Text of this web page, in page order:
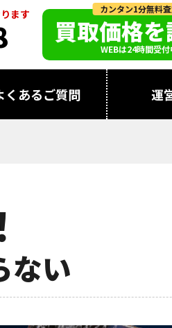
ます カンタン1分無料査
買取価格
WEBは24時間受付
くあるご質問 運
ない